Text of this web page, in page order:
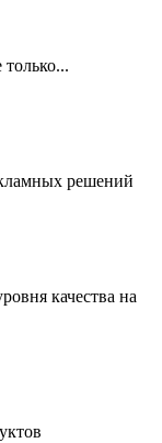
решений
качества на